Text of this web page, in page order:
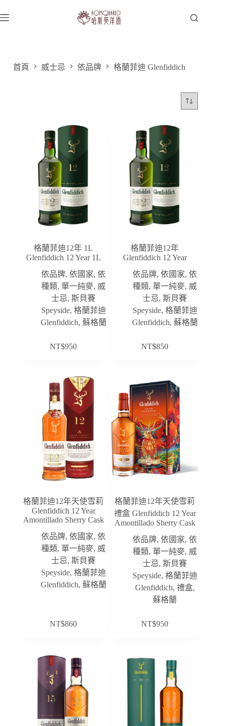
至
首頁 威士忌 依品牌 格蘭菲迪 Glenfiddich
格蘭菲迪12年 1L
Glenfiddich 12 Year 1L
依品牌,依國家,依
種類, 單一純麥, 威
士忌,斯貝賽
Speyside, 格蘭菲迪
Glenfiddich, 蘇格蘭
NT$950
格蘭菲迪12年
Glenfiddich 12 Year
依品牌,依國家,依
種類, 單一純麥, 威
士忌,斯貝賽
Speyside, 格蘭菲迪
Glenfiddich, 蘇格蘭
NT$850
格蘭菲迪12年天使雪莉
Glenfiddich 12 Year
Amontillado Sherry Cask
依品牌,依國家,依
種類, 單一純麥, 威
士忌,斯貝賽
Speyside, 格蘭菲迪
Glenfiddich, 蘇格蘭
NT$860
格蘭菲迪12年天使雪莉
禮盒 Glenfiddich 12 Year
Amontillado Sherry Cask
依品牌,依國家,依
種類, 單一純麥, 威
士忌,斯貝賽
Speyside, 格蘭菲迪
Glenfiddich, 禮盒,
蘇格蘭
NT$950